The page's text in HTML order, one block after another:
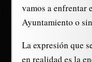
vamos a enfrentar
Ayuntamiento o
La expresión que
en realidad es la